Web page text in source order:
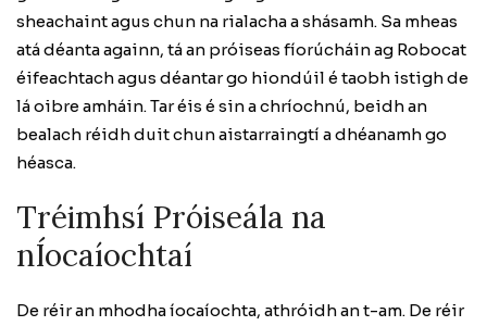
sheachaint agus chun na rialacha a shásamh. Sa mheas
atá déanta againn, tá an próiseas fíorúcháin ag Robocat
éifeachtach agus déantar go hiondúil é taobh istigh de
lá oibre amháin. Tar éis é sin a chríochnú, beidh an
bealach réidh duit chun aistarraingtí a dhéanamh go
héasca.
Tréimhsí Próiseála na
nÍocaíochtaí
De réir an mhodha íocaíochta, athróidh an t-am. De réir